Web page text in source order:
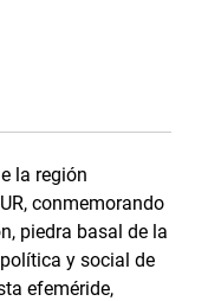
la región
conmemorando
piedra basal de la
y social de
efeméride,